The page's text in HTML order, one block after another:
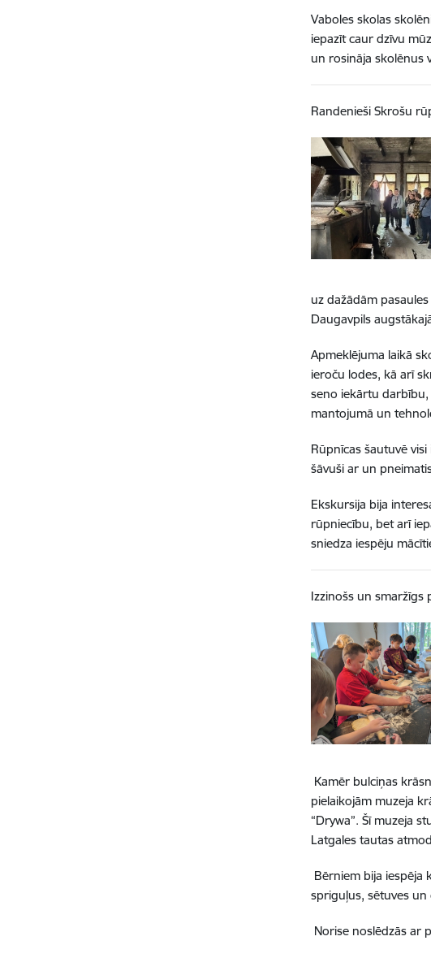
Vaboles skolas
iepazīt caur dzīvu
un rosināja skolēnus
Randenieši Skrošu
uz dažādām
Daugavpils
Apmeklējuma laikā
ieroču lodes, kā arī
seno iekārtu darbību,
mantojumā un
Rūpnīcas šautuvē
šāvuši ar un
Ekskursija bija
rūpniecību, bet arī
sniedza iespēju
Izzinošs un smaržīgs
Kamēr bulciņas
pielaikojām muzeja
“Drywa”. Šī muzeja
Latgales tautas
Bērniem bija iespēja
spriguļus, sētuves un
Norise noslēdzās ar